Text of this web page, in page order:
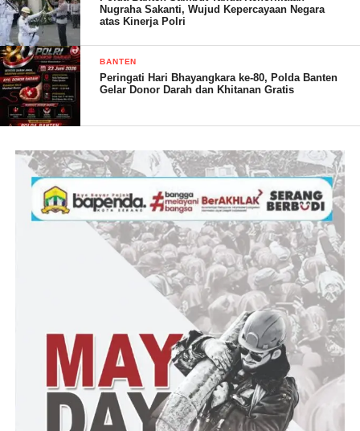
“Terima kasih kepada Kapolres, Wakapolres, para pejabat utama,
personil Satreskrim, dan Kapolsek jajaran atas arahan dan
dukungannya selama saya menjabat sebagai Kasat Reskrim
Polres Tanggamus,” ungkapnya. (*)
SOLA. (RG)
Post Views: 9
Nugraha Sakanti, Wujud Kepercayaan Negara
atas Kinerja Polri
BANTEN
Peringati Hari Bhayangkara ke-80, Polda Banten
Gelar Donor Darah dan Khitanan Gratis